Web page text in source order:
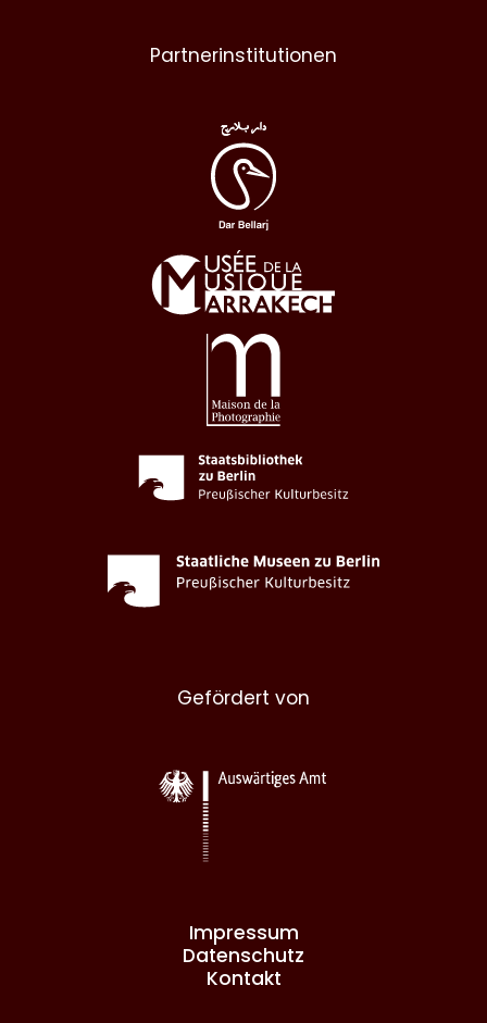
Partnerinstitutionen
Gefördert von
Impressum
Datenschutz
Kontakt